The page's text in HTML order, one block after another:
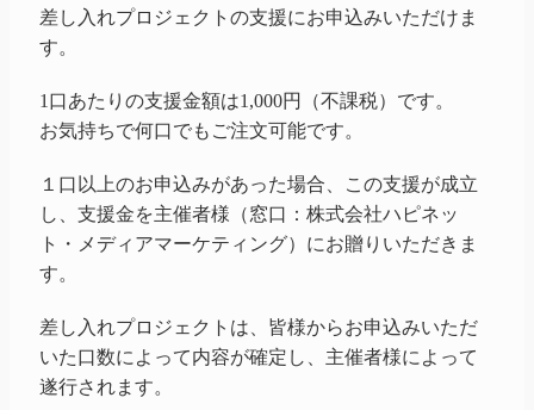
差し入れプロジェクトの支援にお申込みいただけま
す。
1口あたりの支援金額は1,000円（不課税）です。
お気持ちで何口でもご注文可能です。
１口以上のお申込みがあった場合、この支援が成立
し、支援金を主催者様（窓口：株式会社ハピネッ
ト・メディアマーケティング）にお贈りいただきま
す。
差し入れプロジェクトは、皆様からお申込みいただ
いた口数によって内容が確定し、主催者様によって
遂行されます。